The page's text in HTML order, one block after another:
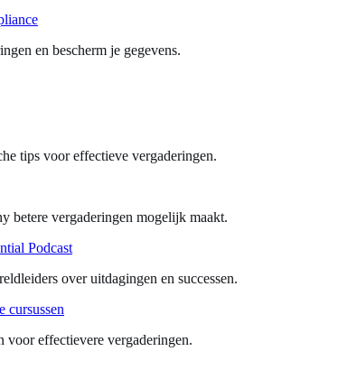
en bescherm je gegevens.
tips voor effectieve vergaderingen.
betere vergaderingen mogelijk maakt.
Podcast
over uitdagingen en successen.
cursussen
voor effectievere vergaderingen.